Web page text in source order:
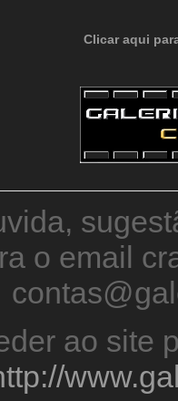
Clicar aqui
o email
ao site